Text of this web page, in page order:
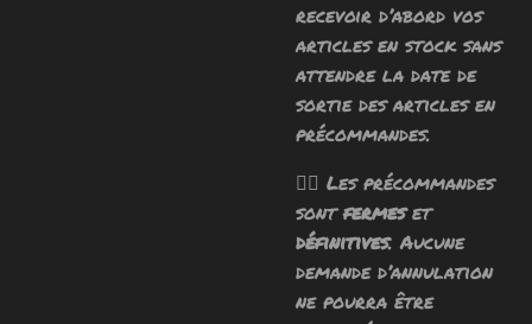
recevoir d’abord vos
articles en stock sans
attendre la date de
sortie des articles en
précommandes.
🧙‍♂️ Les précommandes
sontfermeset
définitives. Aucune
demande d’annulation
ne pourra être